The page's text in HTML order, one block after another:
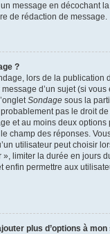
message en décochant
de rédaction de message.
?
lors de la publication
d’un sujet (si vous
Sondage sous la
probablement pas le droit
et au moins deux options
champ des réponses.
utilisateur peut choisir
», limiter la durée en jours
enfin permettre aux
plus d’options à mon